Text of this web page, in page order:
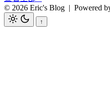
© 2026 Eric's Blog | Powered
↑